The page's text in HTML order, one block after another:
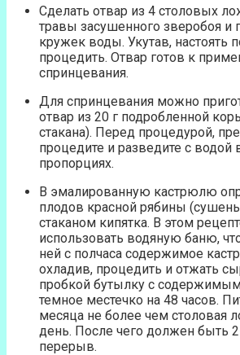
Сделать отвар из 4 столовых
травы засушенного зверобоя и
кружек воды. Укутав, настоять
процедить. Отвар готов к
спринцевания.
Для спринцевания можно
отвар из 20 г подробленной
стакана). Перед процедурой,
процедите и разведите с водой
пропорциях.
В эмалированную кастрюлю
плодов красной рябины
стаканом кипятка. В этом
использовать водяную баню,
ней с полчаса содержимое
охладив, процедить и отжать
пробкой бутылку с содержимым
темное местечко на 48 часов.
месяца не более чем столовая
день. После чего должен быть
перерыв.